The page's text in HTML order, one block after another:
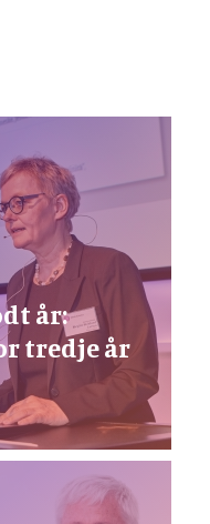
år:
tredje år